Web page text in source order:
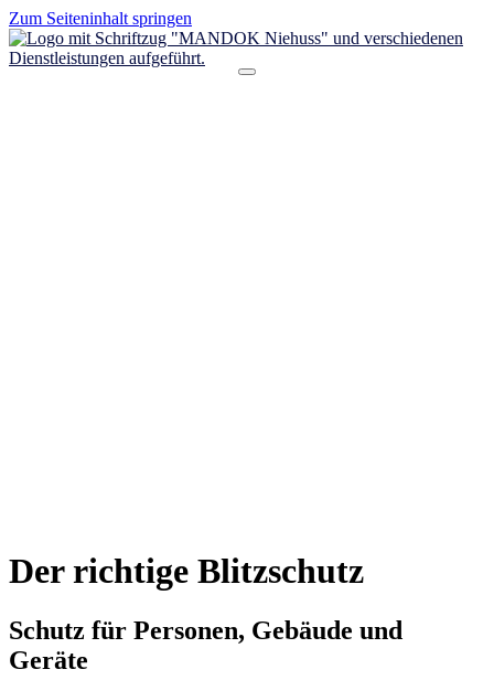
Zum Seiteninhalt springen
Der richtige Blitzschutz
Schutz für Personen, Gebäude und
Geräte